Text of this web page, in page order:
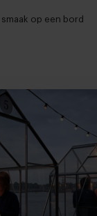
op een bord